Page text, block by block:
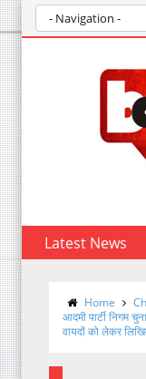
Latest News
Home
आदमी पार्टी निगम
वायदों को लेकर